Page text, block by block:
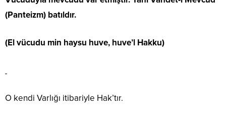
(Panteizm) batıldır.
(El vücudu min haysu huve, huve’l Hakku)
O kendi Varlığı itibariyle Hak’tır.